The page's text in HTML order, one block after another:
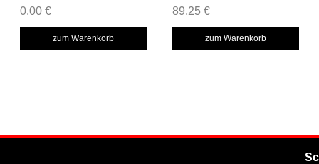
0,00 €
zum Warenkorb
89,25 €
zum Warenkorb